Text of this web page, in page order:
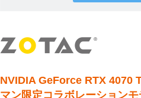
NVIDIA GeForce RTX 4070
マン限定コラボレーション